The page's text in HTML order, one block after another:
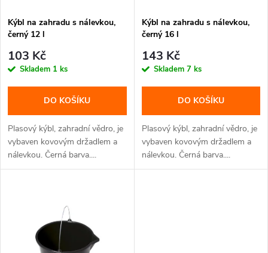
r
o
d
u
k
p
r
o
u
k
Kýbl na zahradu s nálevkou,
černý 12 l
103 Kč
Skladem 1 ks
DO KOŠÍKU
Plasový kýbl, zahradní vědro, je
vybaven kovovým držadlem a
nálevkou. Černá barva....
Kýbl na zahradu s nálevkou,
černý 16 l
143 Kč
Skladem 7 ks
DO KOŠÍKU
Plasový kýbl, zahradní vědro, je
vybaven kovovým držadlem a
nálevkou. Černá barva....